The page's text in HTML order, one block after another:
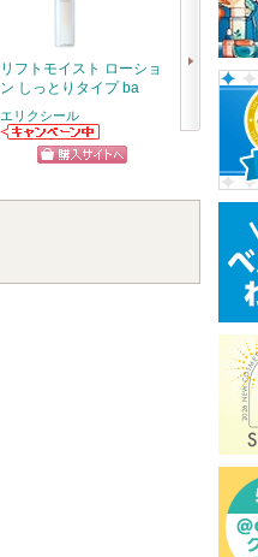
リフトモイスト ローショ
ン しっとりタイプ ba
エリクシール
エリクシールか
らのお知らせが
UV コンフ
ンアップCC
コスメデコル
コスメデコ
からのお知
がありますショ